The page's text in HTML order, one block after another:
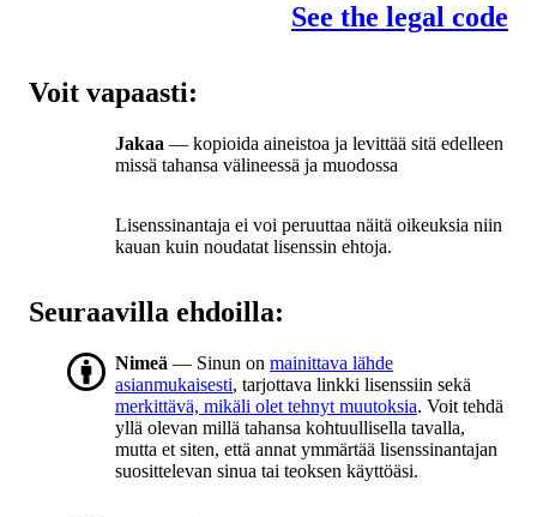
See the legal code
Voit vapaasti:
Jakaa — kopioida aineistoa ja levittää sitä edelleen
missä tahansa välineessä ja muodossa
Lisenssinantaja ei voi peruuttaa näitä oikeuksia niin
kauan kuin noudatat lisenssin ehtoja.
Seuraavilla ehdoilla:
Nimeä — Sinun on mainittava lähde
asianmukaisesti, tarjottava linkki lisenssiin sekä
merkittävä, mikäli olet tehnyt muutoksia. Voit tehdä
yllä olevan millä tahansa kohtuullisella tavalla,
mutta et siten, että annat ymmärtää lisenssinantajan
suosittelevan sinua tai teoksen käyttöäsi.